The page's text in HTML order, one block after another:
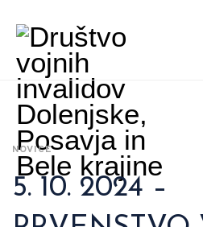
NOVICE
5. 10. 2024 –